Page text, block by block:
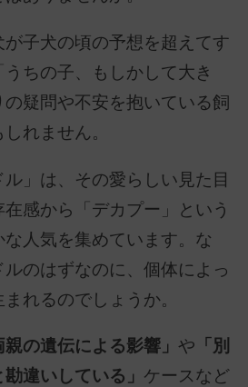
が子犬の頃の予想を超えてす
ちの子、もしかして大き
疑問や不安を抱いている飼
れません。
ル」は、その愛らしい見た目
感から「デカプー」という
人気を集めています。な
のはずなのに、個体によっ
れるのでしょうか。
親の遺伝による影響」 や 「別
違いしている」 ケースなど